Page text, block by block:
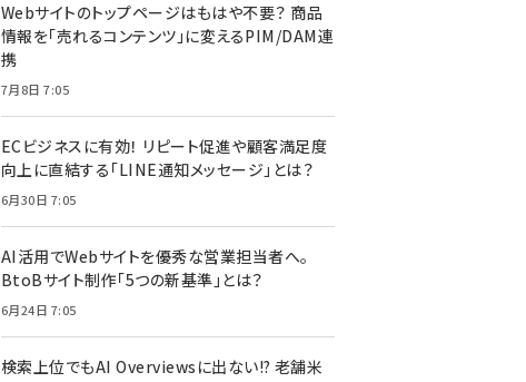
Webサイトのトップページはもはや不要？ 商品
情報を「売れるコンテンツ」に変えるPIM/DAM連
携
7月8日 7:05
ECビジネスに有効！ リピート促進や顧客満足度
向上に直結する「LINE通知メッセージ」とは？
6月30日 7:05
AI活用でWebサイトを優秀な営業担当者へ。
BtoBサイト制作「5つの新基準」とは？
6月24日 7:05
検索上位でもAI Overviewsに出ない!? 老舗米